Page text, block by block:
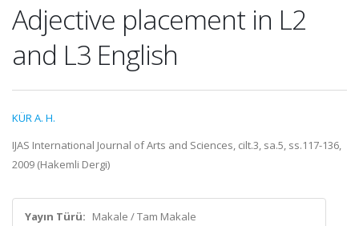
Adjective placement in L2
and L3 English
KÜR A. H.
IJAS International Journal of Arts and Sciences, cilt.3, sa.5, ss.117-136,
2009 (Hakemli Dergi)
Yayın Türü: Makale / Tam Makale